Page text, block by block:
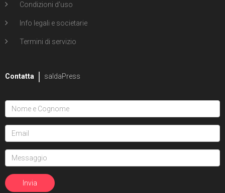
Condizioni d'uso
Info legali e societarie
Termini di servizio
Contatta saldaPress